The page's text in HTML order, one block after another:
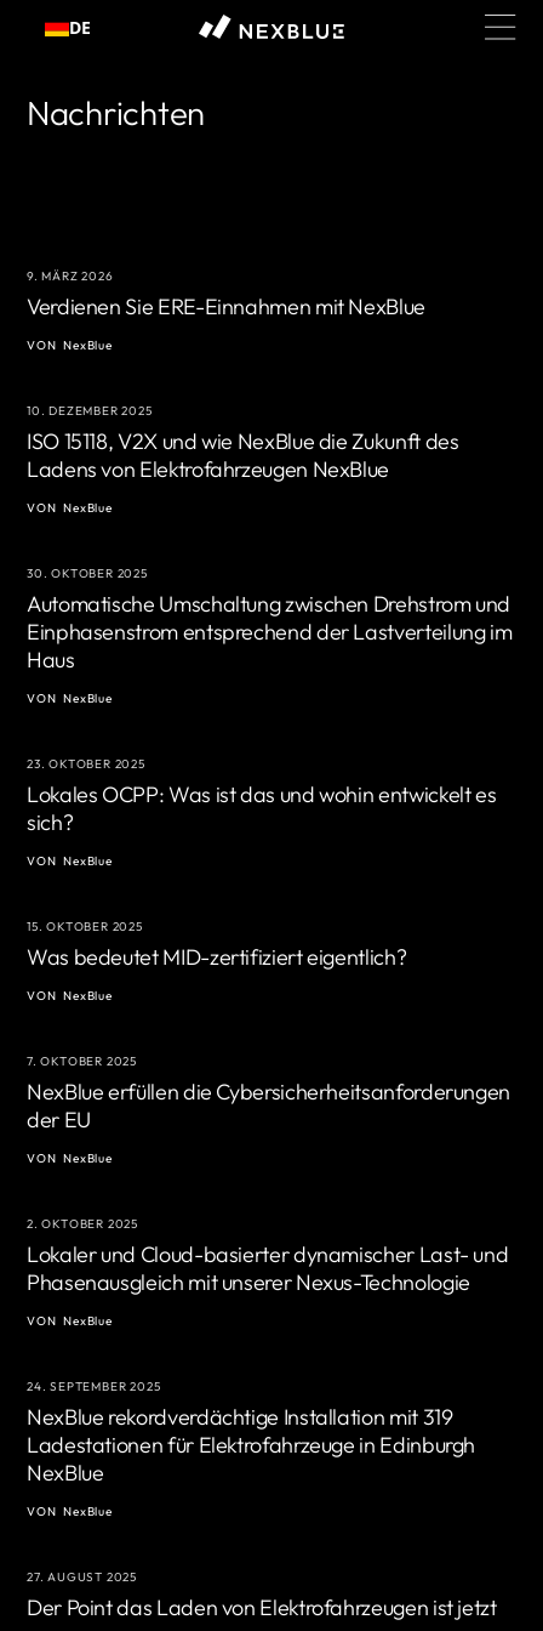
InhaltDE
Nachrichten
9. MÄRZ 2026
Verdienen Sie ERE-Einnahmen mit NexBlue
VON NexBlue
10. DEZEMBER 2025
ISO 15118, V2X und wie NexBlue die Zukunft des
Ladens von Elektrofahrzeugen NexBlue
VON NexBlue
30. OKTOBER 2025
Automatische Umschaltung zwischen Drehstrom und
Einphasenstrom entsprechend der Lastverteilung im
Haus
VON NexBlue
23. OKTOBER 2025
Lokales OCPP: Was ist das und wohin entwickelt es
sich?
VON NexBlue
15. OKTOBER 2025
Was bedeutet MID-zertifiziert eigentlich?
VON NexBlue
7. OKTOBER 2025
NexBlue erfüllen die Cybersicherheitsanforderungen
der EU
VON NexBlue
2. OKTOBER 2025
Lokaler und Cloud-basierter dynamischer Last- und
Phasenausgleich mit unserer Nexus-Technologie
VON NexBlue
24. SEPTEMBER 2025
NexBlue rekordverdächtige Installation mit 319
Ladestationen für Elektrofahrzeuge in Edinburgh
NexBlue
VON NexBlue
27. AUGUST 2025
Der Point das Laden von Elektrofahrzeugen ist jetzt